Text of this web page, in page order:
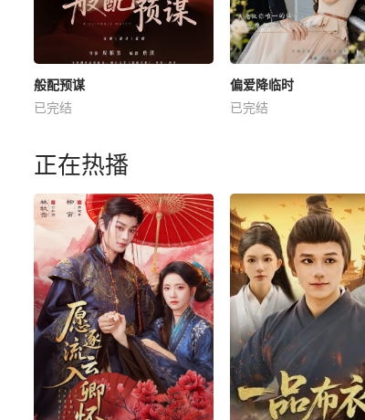
般配预谋
已完结
偏爱降临时
已完结
正在热播